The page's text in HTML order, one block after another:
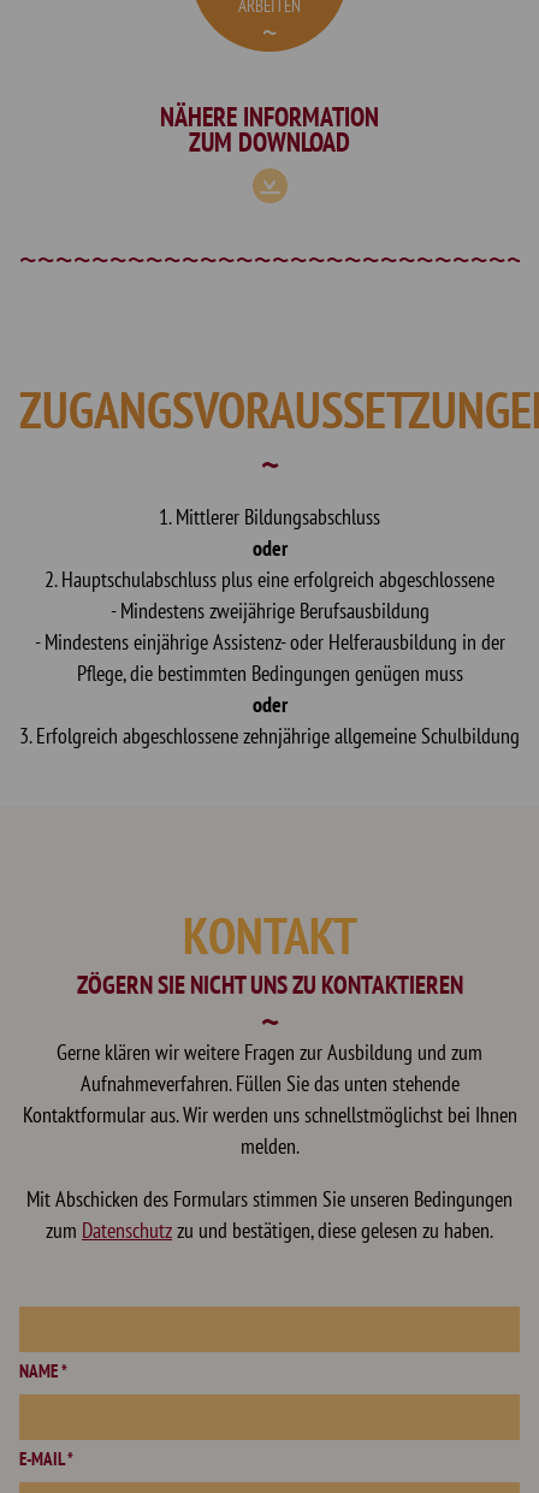
ARBEITEN
NÄHERE INFORMATION
ZUM DOWNLOAD
1. Mittlerer Bildungsabschluss
oder
2. Hauptschulabschluss plus eine erfolgreich abgeschlossene
- Mindestens zweijährige Berufsausbildung
- Mindestens einjährige Assistenz- oder Helferausbildung in der
Pflege, die bestimmten Bedingungen genügen muss
oder
3. Erfolgreich abgeschlossene zehnjährige allgemeine Schulbildung
KONTAKT
ZÖGERN SIE NICHT UNS ZU KONTAKTIEREN
Gerne klären wir weitere Fragen zur Ausbildung und zum
Aufnahmeverfahren. Füllen Sie das unten stehende
Kontaktformular aus. Wir werden uns schnellstmöglichst bei Ihnen
melden.
Mit Abschicken des Formulars stimmen Sie unseren Bedingungen
zum Datenschutzzu und bestätigen, diese gelesen zu haben.
NAME *
E-MAIL *